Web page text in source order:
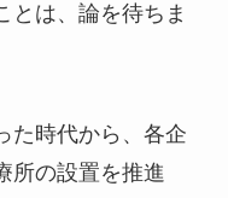
とは、論を待ちま
た時代から、各企
所の設置を推進